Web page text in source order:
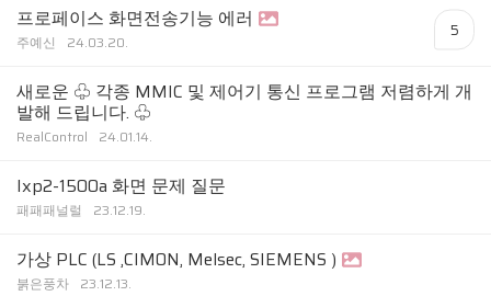
프로페이스 화면전송기능 에러
주예신 24.03.20.
5
새로운 ♧ 각종 MMIC 및 제어기 통신 프로그램 저렴하게 개
발해 드립니다. ♧
RealControl 24.01.14.
Ixp2-1500a 화면 문제 질문
패패패널럴 23.12.19.
가상 PLC (LS ,CIMON, Melsec, SIEMENS )
붉은풍차 23.12.13.